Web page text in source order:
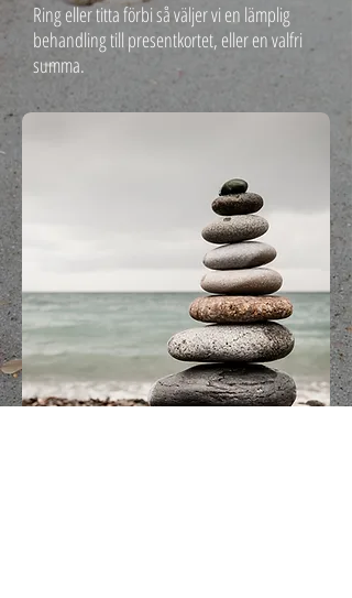
Ring eller titta förbi så väljer vi en lämplig
behandling till presentkortet, eller en valfri
summa.